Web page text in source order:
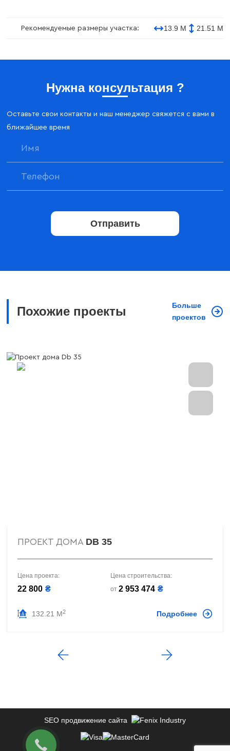
Рекомендуемые размеры участка: 13.9 М 21.51 М
Нужна консультация ?
Оставьте свои контакты и наш менеджер свяжется с вами в
ближайшее время
Отправить
Похожие проекты
Больше
проектов
ПРОЕКТ ДОМА DB 35
Цена проекта:
22 800 ₴
Цена строительства:
от 2 953 474 ₴
132.21 М2 Подробнее
SEO продвижение сайта